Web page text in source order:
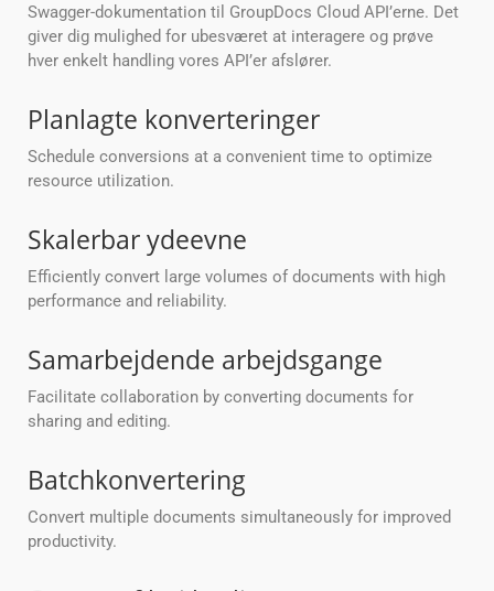
Swagger-dokumentation til GroupDocs Cloud API’erne. Det
giver dig mulighed for ubesværet at interagere og prøve
hver enkelt handling vores API’er afslører.
Planlagte konverteringer
Schedule conversions at a convenient time to optimize
resource utilization.
Skalerbar ydeevne
Efficiently convert large volumes of documents with high
performance and reliability.
Samarbejdende arbejdsgange
Facilitate collaboration by converting documents for
sharing and editing.
Batchkonvertering
Convert multiple documents simultaneously for improved
productivity.